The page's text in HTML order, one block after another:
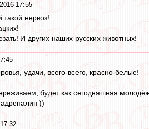
17:55
нервоз!
И других наших русских животных!
удачи, всего-всего, красно-белые!
будет как сегодняшняя
))